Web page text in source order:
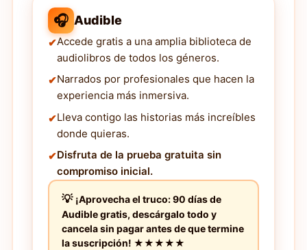
🎧 Audible
Accede gratis a una amplia biblioteca de
audiolibros de todos los géneros.
Narrados por profesionales que hacen la
experiencia más inmersiva.
Lleva contigo las historias más increíbles
donde quieras.
Disfruta de la prueba gratuita sin
compromiso inicial.
¡Aprovecha el truco: 90 días de
Audible gratis, descárgalo todo y
cancela sin pagar antes de que termine
la suscripción! ★★★★★